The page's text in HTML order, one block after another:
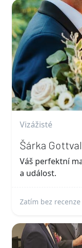
Vizážisté
Šárka
Váš perfektní
a událost.
Zatím bez recenze